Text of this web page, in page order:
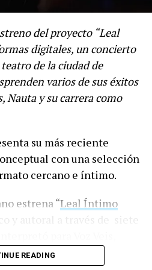
buscar, bañarlos, hacer la
la cena y acostarlos a
esos minutos en los que
señala Jonathan.
las
con raíces latinas y una
anglosajona. Formó
agrupación Salserín, en la
ha sido una emocionante
del proyecto “Leal
digitales, un concierto
de la ciudad de
varios de sus éxitos
Nauta y su carrera como
su más reciente
con una selección
cercano e íntimo.
estrena “Leal Íntimo
solista.
READING